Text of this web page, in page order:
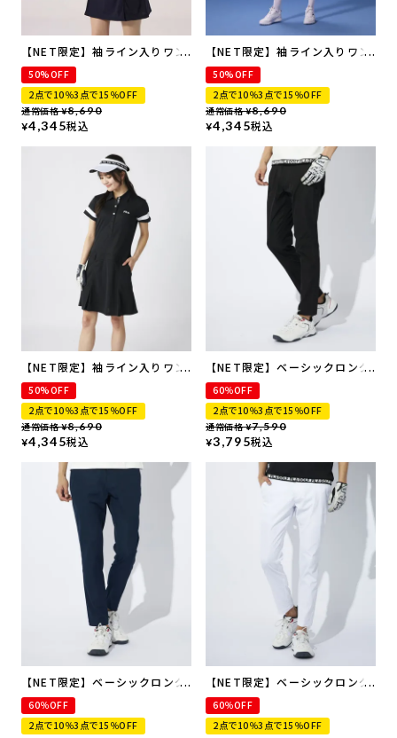
【NET限定】袖ライン入りワン
ピース | 吸汗速乾・UVカット
50%OFF
2点で10％3点で15％OFF
通常価格 ¥8,690
¥4,345税込
【NET限定】袖ライン入りワン
ピース | 吸汗速乾・UVカット
50%OFF
2点で10％3点で15％OFF
通常価格 ¥8,690
¥4,345税込
【NET限定】袖ライン入りワン
ピース | 吸汗速乾・UVカット
50%OFF
2点で10％3点で15％OFF
通常価格 ¥8,690
¥4,345税込
【NET限定】ベーシックロング
パンツ
60％OFF
2点で10％3点で15％OFF
通常価格 ¥7,590
¥3,795税込
【NET限定】ベーシックロング
パンツ
60％OFF
2点で10％3点で15％OFF
【NET限定】ベーシックロング
パンツ
60％OFF
2点で10％3点で15％OFF